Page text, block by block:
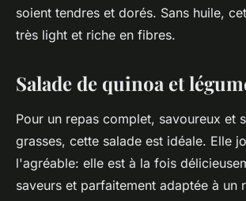
soient tendres et dorés. Sans huile,
très light et riche en fibres.
Salade de quinoa et
Pour un repas complet, savoureux et
grasses, cette salade est idéale. Elle
l'agréable: elle est à la fois
saveurs et parfaitement adaptée à un